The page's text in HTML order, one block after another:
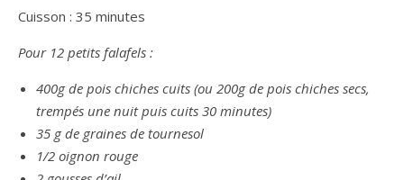
Cuisson : 35 minutes
Pour 12 petits falafels :
400g de pois chiches cuits (ou 200g de pois chiches secs,
trempés une nuit puis cuits 30 minutes)
35 g de graines de tournesol
1/2 oignon rouge